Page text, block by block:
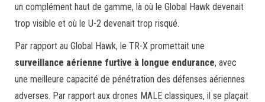
un complément haut de gamme, là où le Global Hawk devenait
trop visible et où le U-2 devenait trop risqué.
Par rapport au Global Hawk, le TR-X promettait une
surveillance aérienne furtive à longue endurance, avec
une meilleure capacité de pénétration des défenses aériennes
adverses. Par rapport aux drones MALE classiques, il se plaçait